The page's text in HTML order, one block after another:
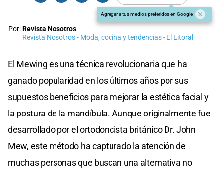
Agregar a tus medios preferidos en Google
Por:Revista Nosotros
Revista Nosotros - Moda, cocina y tendencias - El Litoral
El Mewing es una técnica revolucionaria que ha
ganado popularidad en los últimos años por sus
supuestos beneficios para mejorar la estética facial y
la postura de la mandíbula. Aunque originalmente fue
desarrollado por el ortodoncista británico Dr. John
Mew, este método ha capturado la atención de
muchas personas que buscan una alternativa no